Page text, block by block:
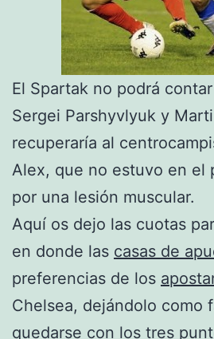
El Spartak no podrá
Sergei Parshyvlyuk y
recuperaría al
Alex, que no estuvo en el
por una lesión muscular.
Aquí os dejo las cuotas
en donde las casas de
preferencias de los
Chelsea, dejándolo como
quedarse con los tres